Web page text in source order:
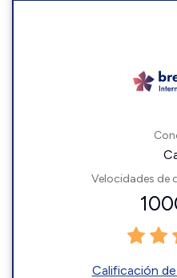
Velocidades de
Calificación